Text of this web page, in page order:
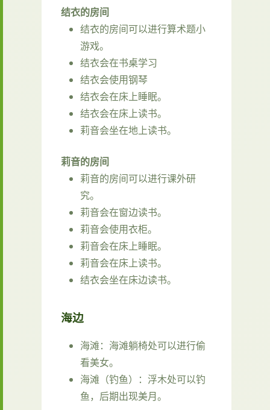
结衣的房间
结衣的房间可以进行算术题小
游戏。
结衣会在书桌学习
结衣会使用钢琴
结衣会在床上睡眠。
结衣会在床上读书。
莉音会坐在地上读书。
莉音的房间
莉音的房间可以进行课外研
究。
莉音会在窗边读书。
莉音会使用衣柜。
莉音会在床上睡眠。
莉音会在床上读书。
结衣会坐在床边读书。
海边
海滩：海滩躺椅处可以进行偷
看美女。
海滩（钓鱼）：浮木处可以钓
鱼，后期出现美月。